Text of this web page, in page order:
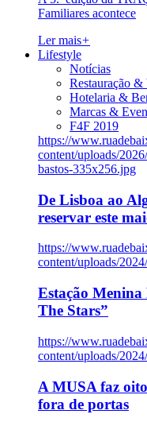
Familiares acontece
Ler mais+
Lifestyle
Notícias
Restauração &
Hotelaria &
Marcas &
F4F 2019
https://
content/uploads/
bastos-335x256.jpg
De Lisboa ao
reservar este
https://
content/uploads/
Estação
The Stars”
https://
content/uploads/
A MUSA faz
fora de portas